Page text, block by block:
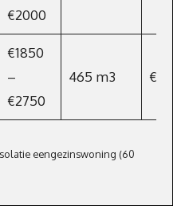
€2000
€1850
–
€2750
465 m3
eengezinswoning (60